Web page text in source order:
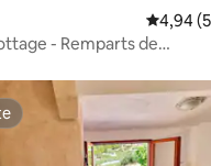
4,94
- Remparts de